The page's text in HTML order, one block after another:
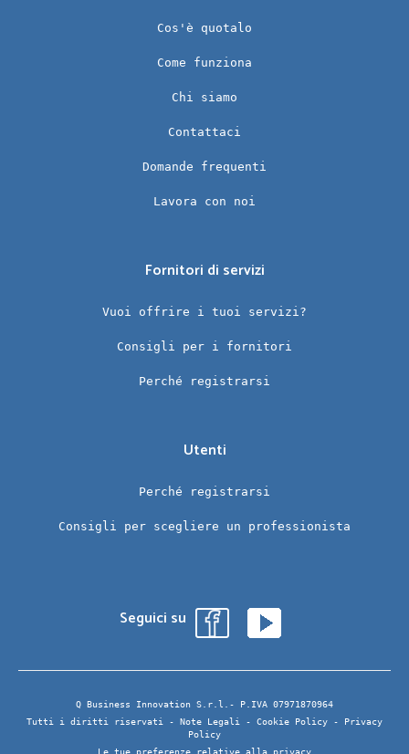
Cos'è quotalo
Come funziona
Chi siamo
Contattaci
Domande frequenti
Lavora con noi
Fornitori di servizi
Vuoi offrire i tuoi servizi?
Consigli per i fornitori
Perché registrarsi
Utenti
Perché registrarsi
Consigli per scegliere un professionista
Seguici su
Q Business Innovation S.r.l.- P.IVA 07971870964
Tutti i diritti riservati - Note Legali - Cookie Policy - Privacy
Policy
Le tue preferenze relative alla privacy